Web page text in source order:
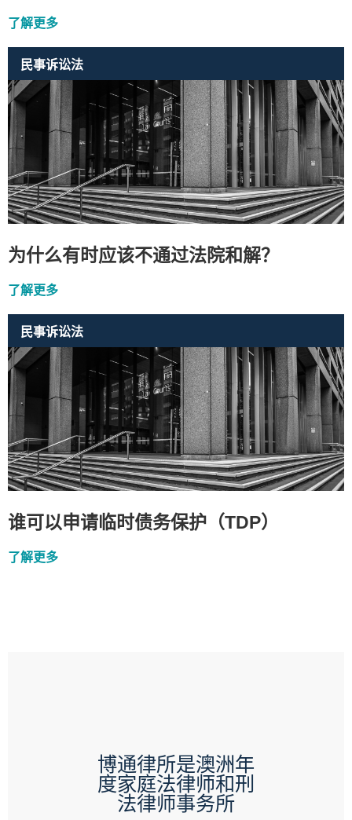
了解更多
民事诉讼法
为什么有时应该不通过法院和解？
了解更多
民事诉讼法
谁可以申请临时债务保护（TDP）
了解更多
博通律所是澳洲年
度家庭法律师和刑
法律师事务所